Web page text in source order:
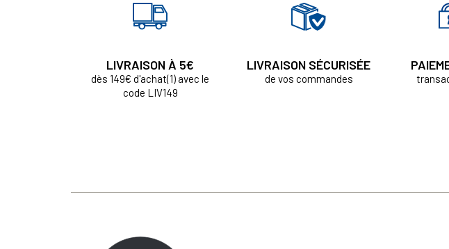
LIVRAISON À 5€
dès 149€ d'achat(1) avec le
code LIV149
LIVRAISON SÉCURISÉE
de vos commandes